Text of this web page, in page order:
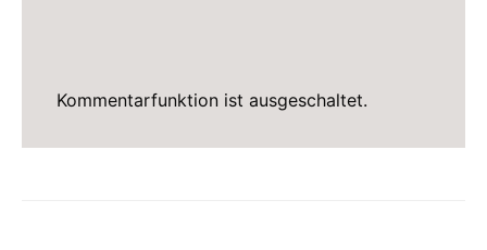
Kommentarfunktion ist ausgeschaltet.